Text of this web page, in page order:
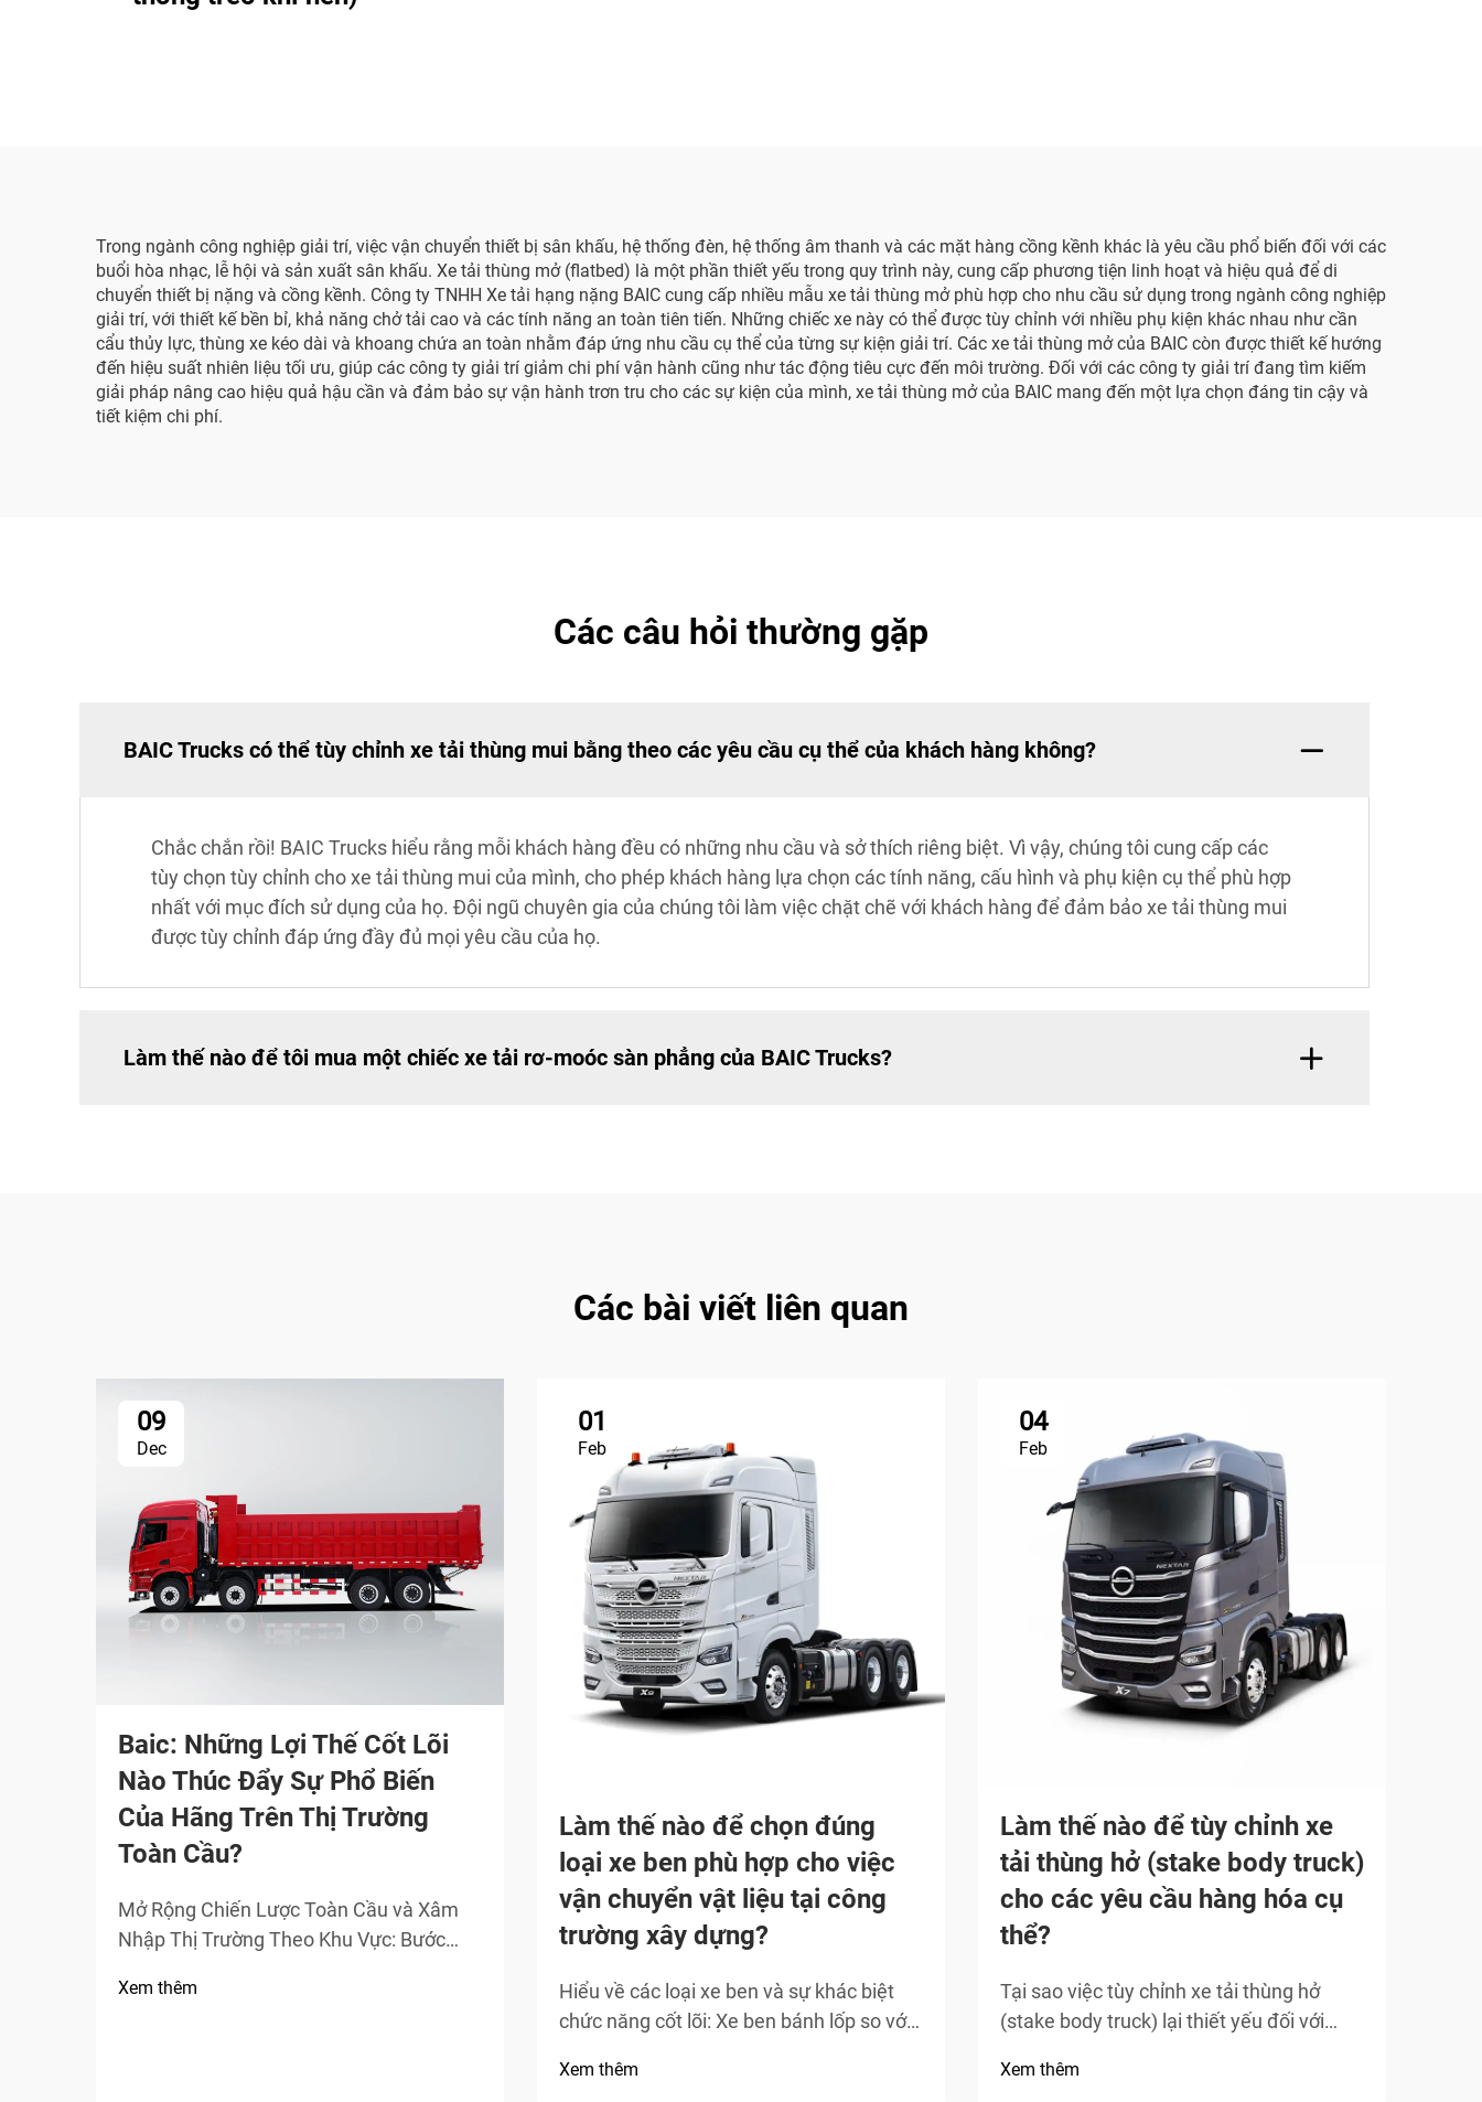
Trong ngành công nghiệp giải trí, việc vận chuyển thiết bị sân khấu, hệ thống đèn, hệ thống âm thanh và các mặt hàng cồng kềnh khác là yêu cầu phổ biến đối với các
buổi hòa nhạc, lễ hội và sản xuất sân khấu. Xe tải thùng mở (flatbed) là một phần thiết yếu trong quy trình này, cung cấp phương tiện linh hoạt và hiệu quả để di
chuyển thiết bị nặng và cồng kềnh. Công ty TNHH Xe tải hạng nặng BAIC cung cấp nhiều mẫu xe tải thùng mở phù hợp cho nhu cầu sử dụng trong ngành công nghiệp
giải trí, với thiết kế bền bỉ, khả năng chở tải cao và các tính năng an toàn tiên tiến. Những chiếc xe này có thể được tùy chỉnh với nhiều phụ kiện khác nhau như cần
cẩu thủy lực, thùng xe kéo dài và khoang chứa an toàn nhằm đáp ứng nhu cầu cụ thể của từng sự kiện giải trí. Các xe tải thùng mở của BAIC còn được thiết kế hướng
đến hiệu suất nhiên liệu tối ưu, giúp các công ty giải trí giảm chi phí vận hành cũng như tác động tiêu cực đến môi trường. Đối với các công ty giải trí đang tìm kiếm
giải pháp nâng cao hiệu quả hậu cần và đảm bảo sự vận hành trơn tru cho các sự kiện của mình, xe tải thùng mở của BAIC mang đến một lựa chọn đáng tin cậy và
tiết kiệm chi phí.
Các câu hỏi thường gặp
BAIC Trucks có thể tùy chỉnh xe tải thùng mui bằng theo các yêu cầu cụ thể của khách hàng không?
Chắc chắn rồi! BAIC Trucks hiểu rằng mỗi khách hàng đều có những nhu cầu và sở thích riêng biệt. Vì vậy, chúng tôi cung cấp các
tùy chọn tùy chỉnh cho xe tải thùng mui của mình, cho phép khách hàng lựa chọn các tính năng, cấu hình và phụ kiện cụ thể phù hợp
nhất với mục đích sử dụng của họ. Đội ngũ chuyên gia của chúng tôi làm việc chặt chẽ với khách hàng để đảm bảo xe tải thùng mui
được tùy chỉnh đáp ứng đầy đủ mọi yêu cầu của họ.
Làm thế nào để tôi mua một chiếc xe tải rơ-moóc sàn phẳng của BAIC Trucks?
Các bài viết liên quan
09
Dec
Baic: Những Lợi Thế Cốt Lõi
Nào Thúc Đẩy Sự Phổ Biến
Của Hãng Trên Thị Trường
Toàn Cầu?
Mở Rộng Chiến Lược Toàn Cầu và Xâm
Nhập Thị Trường Theo Khu Vực: Bước
Đông và Bắc Phi (MENA) Từ năm 2020
Xem thêm
01
Feb
Làm thế nào để chọn đúng
loại xe ben phù hợp cho việc
vận chuyển vật liệu tại công
trường xây dựng?
Hiểu về các loại xe ben và sự khác biệt
chức năng cốt lõi: Xe ben bánh lốp so với
độ nhạy với mặt nền. Xe ben bánh lốp
Xem thêm
04
Feb
Làm thế nào để tùy chỉnh xe
tải thùng hở (stake body truck)
cho các yêu cầu hàng hóa cụ
thể?
Tại sao việc tùy chỉnh xe tải thùng hở
(stake body truck) lại thiết yếu đối với
hóa? Các xe tải thùng hở tiêu chuẩn đơn
Xem thêm